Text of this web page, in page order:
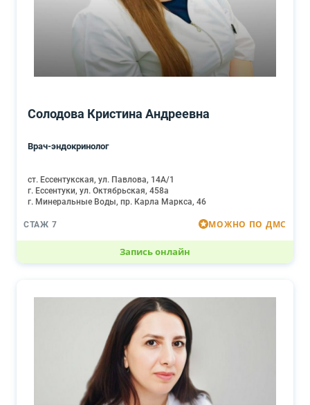
Солодова Кристина Андреевна
Врач-эндокринолог
ст. Ессентукская, ул. Павлова, 14А/1
г. Ессентуки, ул. Октябрьская, 458а
г. Минеральные Воды, пр. Карла Маркса, 46
СТАЖ 7 МОЖНО ПО ДМС
Запись онлайн